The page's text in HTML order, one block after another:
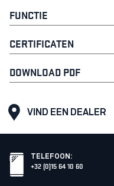
FUNCTIE
CERTIFICATEN
DOWNLOAD PDF
VIND EEN DEALER
TELEFOON :
+32 (0)15 64 10 60